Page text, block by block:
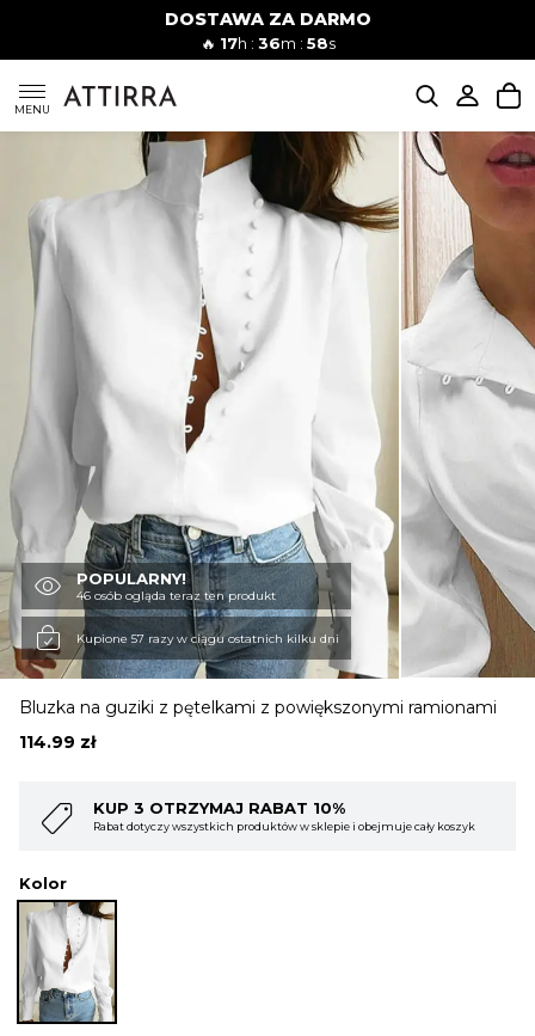
DOSTAWA ZA DARMO
🔥 17h : 36m : 57s
MENU
Mężczyźni
SUKIENKI
KOMBINEZONY
DÓŁ DAMSKIE
STROJE KĄPIELOWE
BLUZKI
OBUWIE
BIELIZNA
SWETRY
OKRYCIA WIERZCHNIE
POPULARNY!
46 osób ogląda teraz ten produkt
Kupione 57 razy w ciągu ostatnich kilku dni
Bluzka na guziki z pętelkami z powiększonymi ramionami
114.99 zł
10%
w sklepie i obejmuje cały koszyk
KUP 4 OTRZYMAJ
Rabat dotyczy wszystkich
Kolor